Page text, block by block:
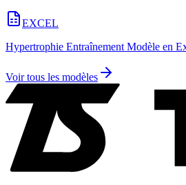
EXCEL
Hypertrophie Entraînement Modèle en
Voir tous les modèles